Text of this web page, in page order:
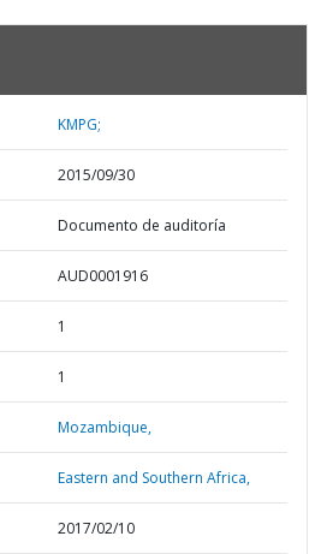
KMPG;
2015/09/30
Documento de auditoría
AUD0001916
1
1
Mozambique,
Eastern and Southern Africa,
2017/02/10